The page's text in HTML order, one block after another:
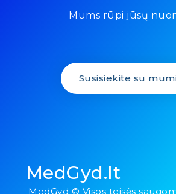
Mums rūpi jūsų
Susisiekite su
MedGyd.lt
MedGyd © Visos teisės